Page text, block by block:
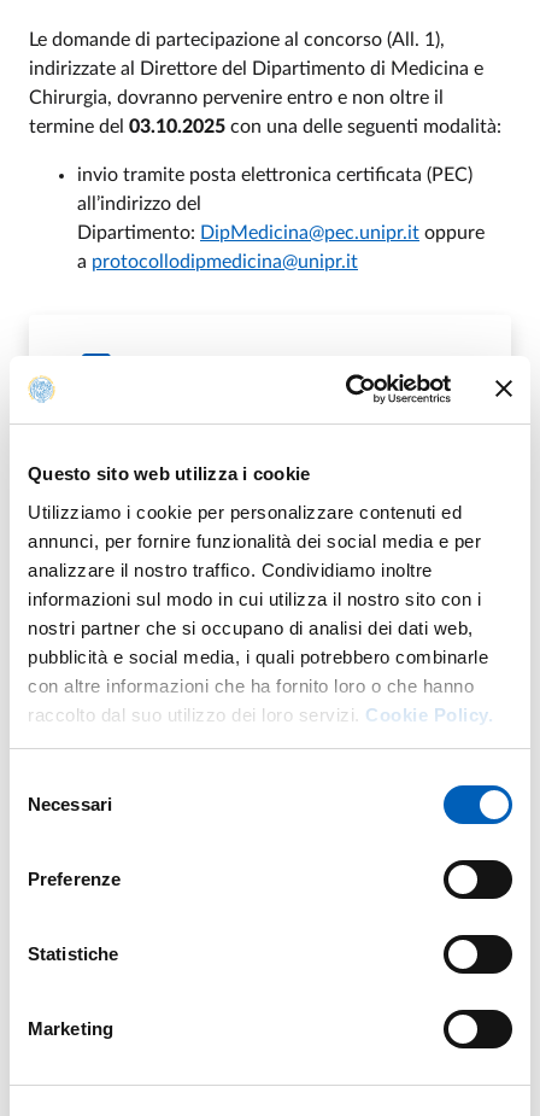
Questo sito web utilizza i cookie
Utilizziamo i cookie per personalizzare contenuti ed
annunci, per fornire funzionalità dei social media e per
analizzare il nostro traffico. Condividiamo inoltre
informazioni sul modo in cui utilizza il nostro sito con i
nostri partner che si occupano di analisi dei dati web,
pubblicità e social media, i quali potrebbero combinarle
con altre informazioni che ha fornito loro o che hanno
raccolto dal suo utilizzo dei loro servizi. Cookie Policy.
delNecessari
Preferenze
Statistiche
Marketing
Le domande di partecipazione al concorso (All. 1),
indirizzate al Direttore del Dipartimento di Medicina e
Chirurgia, dovranno pervenire entro e non oltre il
termine del 03.10.2025 con una delle seguenti modalità:
invio tramite posta elettronica certificata (PEC)
all’indirizzo del
Dipartimento: DipMedicina@pec.unipr.it oppure
a protocollodipmedicina@unipr.it